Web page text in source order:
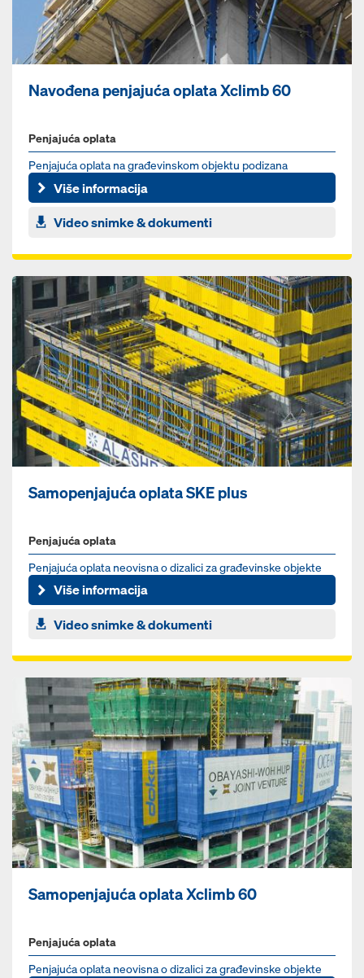
Navođena penjajuća oplata Xclimb 60
Penjajuća oplata
Penjajuća oplata na građevinskom objektu podizana
dizalicom
Više informacija
Video snimke & dokumenti
Samopenjajuća oplata SKE plus
Penjajuća oplata
Penjajuća oplata neovisna o dizalici za građevinske objekte
svih oblika i visina
Više informacija
Video snimke & dokumenti
Samopenjajuća oplata Xclimb 60
Penjajuća oplata
Penjajuća oplata neovisna o dizalici za građevinske objekte